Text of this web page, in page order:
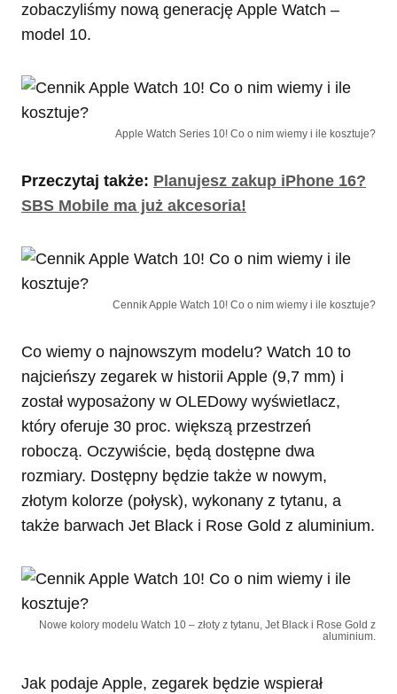
zobaczyliśmy nową generację Apple Watch –
model 10.
Apple Watch Series 10! Co o nim wiemy i ile kosztuje?
Przeczytaj także: Planujesz zakup iPhone 16?
SBS Mobile ma już akcesoria!
Cennik Apple Watch 10! Co o nim wiemy i ile kosztuje?
Co wiemy o najnowszym modelu? Watch 10 to
najcieńszy zegarek w historii Apple (9,7 mm) i
został wyposażony w OLEDowy wyświetlacz,
który oferuje 30 proc. większą przestrzeń
roboczą. Oczywiście, będą dostępne dwa
rozmiary. Dostępny będzie także w nowym,
złotym kolorze (połysk), wykonany z tytanu, a
także barwach Jet Black i Rose Gold z aluminium.
Nowe kolory modelu Watch 10 – złoty z tytanu, Jet Black i Rose Gold z
aluminium.
Jak podaje Apple, zegarek będzie wspierał